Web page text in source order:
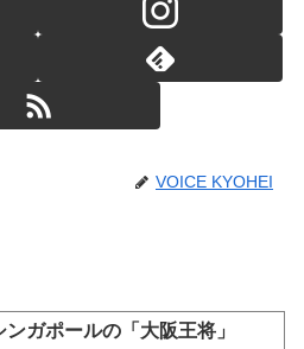
VOICE KYOHEI
ンガポールの「大阪王将」